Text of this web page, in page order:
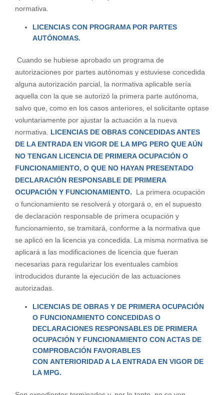
normativa.
LICENCIAS CON PROGRAMA POR PARTES
AUTÓNOMAS.
Cuando se hubiese aprobado un programa de
autorizaciones por partes autónomas y estuviese concedida
alguna autorización parcial, la normativa aplicable sería
aquella con la que se autorizó la primera parte autónoma,
salvo que, como en los casos anteriores, el solicitante optase
voluntariamente por ajustar la actuación a la nueva
normativa. LICENCIAS DE OBRAS CONCEDIDAS ANTES
DE LA ENTRADA EN VIGOR DE LA MPG PERO QUE AÚN
NO TENGAN LICENCIA DE PRIMERA OCUPACIÓN O
FUNCIONAMIENTO, O QUE NO HAYAN PRESENTADO
DECLARACIÓN RESPONSABLE DE PRIMERA
OCUPACIÓN Y FUNCIONAMIENTO.
La primera ocupación
o funcionamiento se resolverá y otorgará o, en el supuesto
de declaración responsable de primera ocupación y
funcionamiento, se tramitará, conforme a la normativa que
se aplicó en la licencia ya concedida. La misma normativa se
aplicará a las modificaciones de licencia que fueran
necesarias para regularizar los eventuales cambios
introducidos durante la ejecución de las actuaciones
autorizadas.
LICENCIAS DE OBRAS Y DE PRIMERA OCUPACIÓN
O FUNCIONAMIENTO CONCEDIDAS O
DECLARACIONES RESPONSABLES DE PRIMERA
OCUPACIÓN Y FUNCIONAMIENTO CON ACTAS DE
COMPROBACIÓN FAVORABLES
CON ANTERIORIDAD A LA ENTRADA EN VIGOR DE
LA MPG.